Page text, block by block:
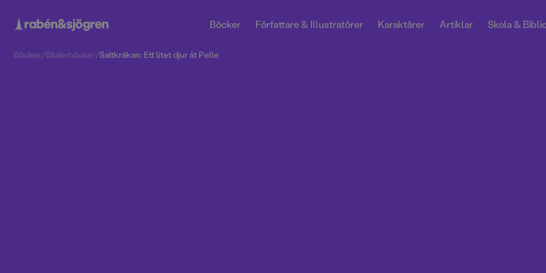
Böcker Författare & Illustratörer Karaktärer Artiklar Skola &
Böcker/Bilderböcker/Saltkråkan: Ett litet djur åt Pelle